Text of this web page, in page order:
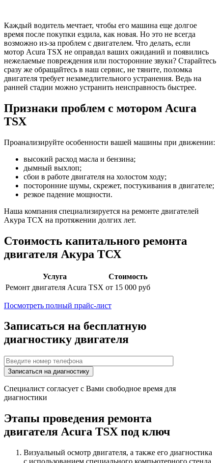
Каждый водитель мечтает, чтобы его машина еще долгое
время после покупки ездила, как новая. Но это не всегда
возможно из-за проблем с двигателем. Что делать, если
мотор Acura TSX не оправдал ваших ожиданий и появились
нежелаемые повреждения или посторонние звуки? Старайтесь
сразу же обращайтесь в наш сервис, не тяните, поломка
двигателя требует незамедлительного устранения. Ведь на
ранней стадии можно устранить неисправность быстрее.
Признаки проблем с мотором Acura
TSX
Проанализируйте особенности вашей машины при движении:
высокий расход масла и бензина;
дымный выхлоп;
сбои в работе двигателя на холостом ходу;
посторонние шумы, скрежет, постукивания в двигателе;
резкое падение мощности.
Наша компания специализируется на ремонте двигателей
Акура ТСХ на протяжении долгих лет.
Стоимость капитального ремонта
двигателя Акура ТСХ
Услуга
Стоимость
Ремонт двигателя Acura TSX от 15 000 руб
Посмотреть полный прайс-лист
Записаться на бесплатную
диагностику двигателя
Специалист согласует с Вами свободное время для
диагностики
Этапы проведения ремонта
двигателя Acura TSX под ключ
Визуальный осмотр двигателя, а также его диагностика